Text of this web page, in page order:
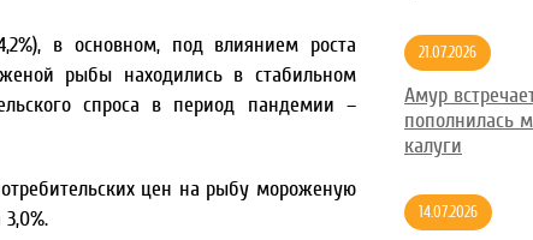
в основном, под влиянием роста
рыбы находились в стабильном
спроса в период пандемии –
цен на рыбу мороженую
21.07.2026
Амур
пополнилась
калуги
14.07.2026